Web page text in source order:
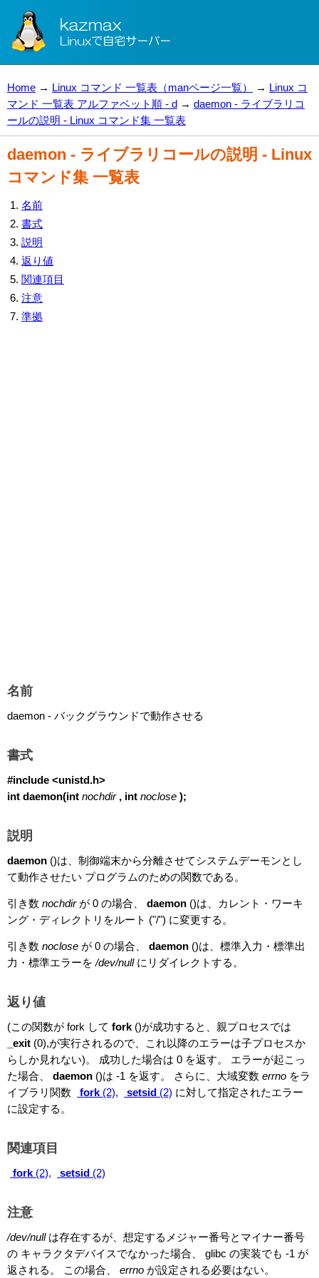
Home → Linux コマンド 一覧表（manページ一覧） → Linux コ
マンド 一覧表 アルファベット順 - d → daemon - ライブラリコ
ールの説明 - Linux コマンド集 一覧表
daemon - ライブラリコールの説明 - Linux
コマンド集 一覧表
名前
書式
説明
返り値
関連項目
注意
準拠
名前
daemon - バックグラウンドで動作させる
書式
#include <unistd.h>
int daemon(int nochdir , int noclose );
説明
daemon ()は、制御端末から分離させてシステムデーモンとし
て動作させたい プログラムのための関数である。
引き数 nochdirが 0 の場合、 daemon ()は、カレント・ワーキ
ング・ディレクトリをルート ("/") に変更する。
引き数 noclose が 0 の場合、 daemon ()は、標準入力・標準出
力・標準エラーを/dev/nullにリダイレクトする。
返り値
(この関数が fork して fork ()が成功すると、親プロセスでは
_exit (0),が実行されるので、これ以降のエラーは子プロセスか
らしか見れない)。 成功した場合は 0 を返す。 エラーが起こっ
た場合、 daemon ()は -1 を返す。 さらに、大域変数 errno をラ
イブラリ関数
fork (2), setsid (2) に対して指定されたエラー
に設定する。
関連項目
fork (2), setsid (2)
注意
/dev/nullは存在するが、想定するメジャー番号とマイナー番号
の キャラクタデバイスでなかった場合、 glibc の実装でも -1 が
返される。 この場合、 errno が設定される必要はない。